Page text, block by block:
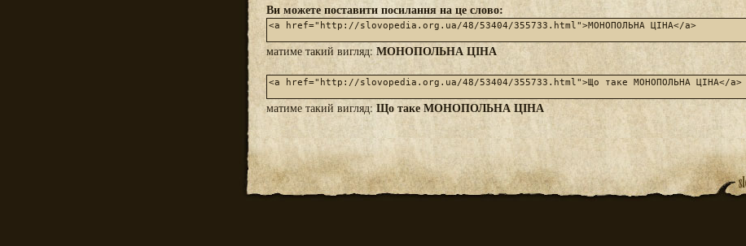
Ви можете поставити посилання на це слово:
матиме такий вигляд: МОНОПОЛЬНА ЦІНА
матиме такий вигляд:Що таке МОНОПОЛЬНА ЦІНА